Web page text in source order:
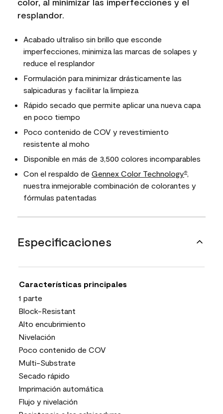
resplandor.
Acabado ultraliso sin brillo que esconde
imperfecciones, minimiza las marcas de solapes y
reduce el resplandor
Formulación para minimizar drásticamente las
salpicaduras y facilitar la limpieza
Rápido secado que permite aplicar una nueva capa
en poco tiempo
Poco contenido de COV y revestimiento
resistente al moho
Disponible en más de 3,500 colores incomparables
Con el respaldo de Gennex Color Technology®,
nuestra inmejorable combinación de colorantes y
fórmulas patentadas
Especificaciones
Características principales
1 parte
Block-Resistant
Alto encubrimiento
Nivelación
Poco contenido de COV
Multi-Substrate
Secado rápido
Imprimación automática
Flujo y nivelación